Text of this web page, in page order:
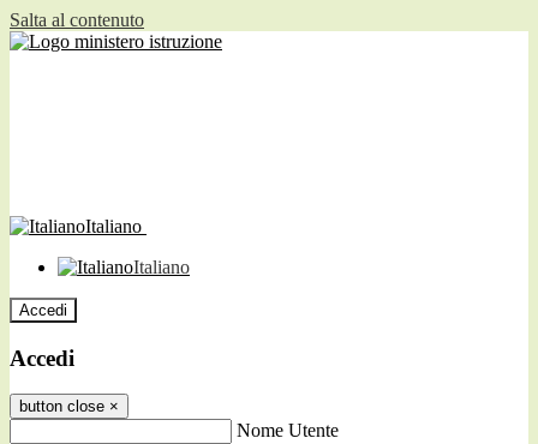
Salta al contenuto
Italiano
Italiano
Accedi
Accedi
button close ×
Nome Utente